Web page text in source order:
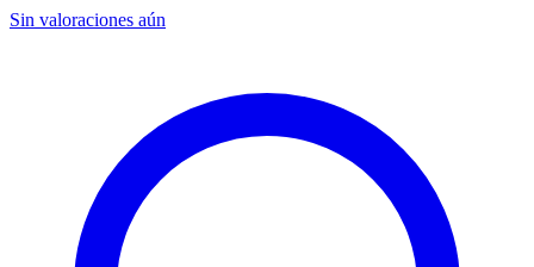
Sin valoraciones aún